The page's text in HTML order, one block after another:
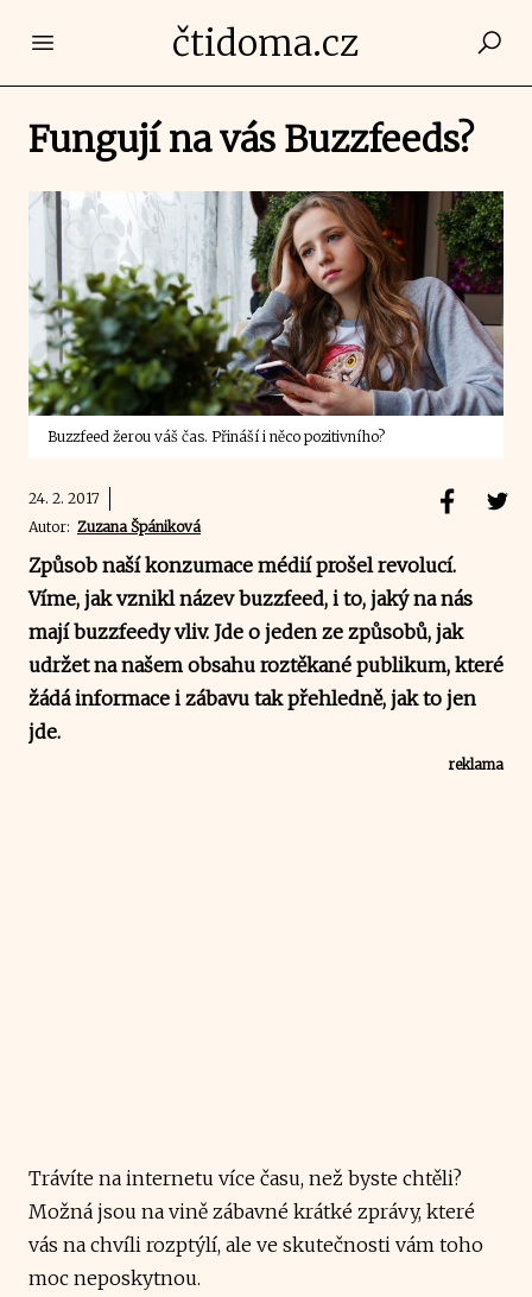
Open main menučtidoma.cz
Fungují na vás Buzzfeeds?
Buzzfeed žerou váš čas. Přináší i něco pozitivního?
24. 2. 2017
Autor: Zuzana Špániková
Způsob naší konzumace médií prošel revolucí.
Víme, jak vznikl název buzzfeed, i to, jaký na nás
mají buzzfeedy vliv. Jde o jeden ze způsobů, jak
udržet na našem obsahu roztěkané publikum, které
žádá informace i zábavu tak přehledně, jak to jen
jde.
reklama
Trávíte na internetu více času, než byste chtěli?
Možná jsou na vině zábavné krátké zprávy, které
vás na chvíli rozptýlí, ale ve skutečnosti vám toho
moc neposkytnou.